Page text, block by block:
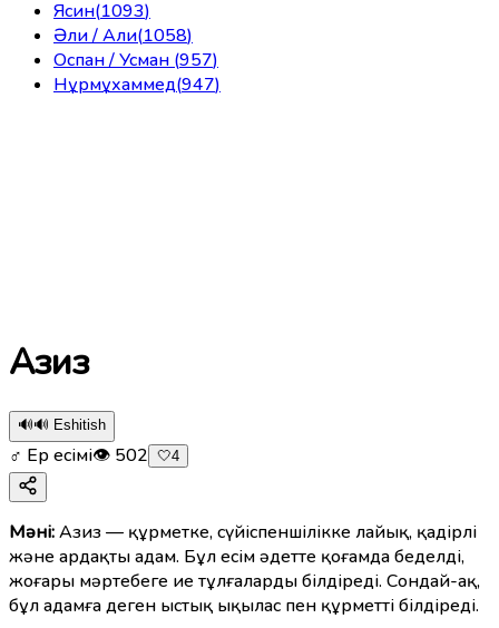
Ясин(1093)
Әли / Али(1058)
Оспан / Усман (957)
Нұрмұхаммед(947)
Азиз
🔊🔊 Eshitish
♂ Ер есімі👁 502 🤍4
Мәні:Азиз — құрметке, сүйіспеншілікке лайық, қадірлі
және ардақты адам. Бұл есім әдетте қоғамда беделді,
жоғары мәртебеге ие тұлғаларды білдіреді. Сондай-ақ,
бұл адамға деген ыстық ықылас пен құрметті білдіреді.